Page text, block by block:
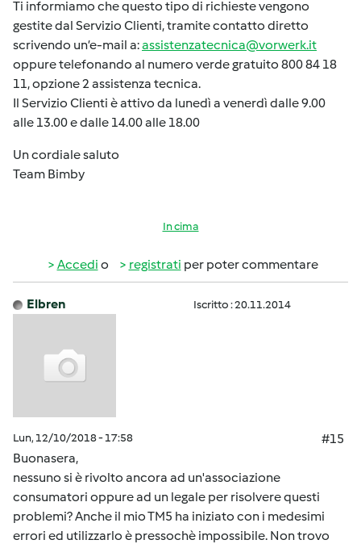
Ti informiamo che questo tipo di richieste vengono
gestite dal Servizio Clienti, tramite contatto diretto
scrivendo un’e-mail a:assistenzatecnica@vorwerk.it
oppure telefonando al numero verde gratuito 800 84 18
11, opzione 2 assistenza tecnica.
Il Servizio Clienti è attivo da lunedì a venerdì dalle 9.00
alle 13.00 e dalle 14.00 alle 18.00
Un cordiale saluto
Team Bimby
In cima
Accedi o registrati per poter commentare
Elbren Iscritto : 20.11.2014
Lun, 12/10/2018 - 17:58
#15
Buonasera,
nessuno si è rivolto ancora ad un'associazione
consumatori oppure ad un legale per risolvere questi
problemi? Anche il mio TM5 ha iniziato con i medesimi
errori ed utilizzarlo è pressochè impossibile. Non trovo